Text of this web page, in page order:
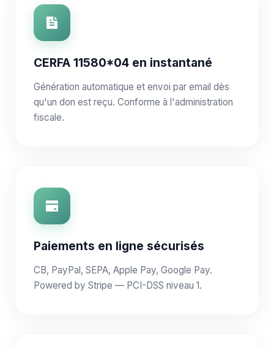
CERFA 11580*04 en instantané
Génération automatique et envoi par email dès
qu'un don est reçu. Conforme à l'administration
fiscale.
Paiements en ligne sécurisés
CB, PayPal, SEPA, Apple Pay, Google Pay.
Powered by Stripe — PCI-DSS niveau 1.